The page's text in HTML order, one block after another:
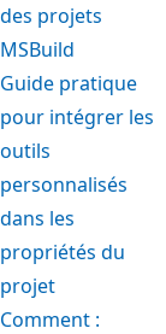
des projets
MSBuild
Guide pratique
pour intégrer les
outils
personnalisés
dans les
propriétés du
projet
Comment :